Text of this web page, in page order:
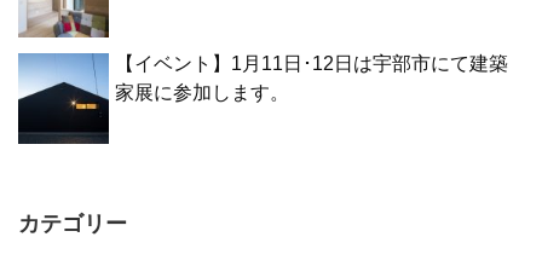
【イベント】1月11日･12日は宇部市にて建築
家展に参加します。
カテゴリー